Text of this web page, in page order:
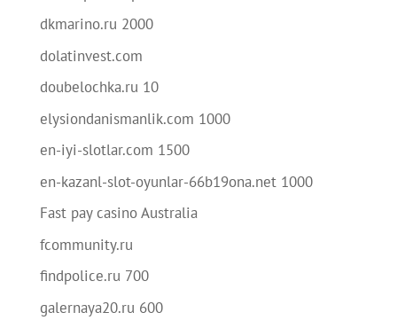
dkmarino.ru 2000
dolatinvest.com
doubelochka.ru 10
elysiondanismanlik.com 1000
en-iyi-slotlar.com 1500
en-kazanl-slot-oyunlar-66b19ona.net 1000
Fast pay casino Australia
fcommunity.ru
findpolice.ru 700
galernaya20.ru 600